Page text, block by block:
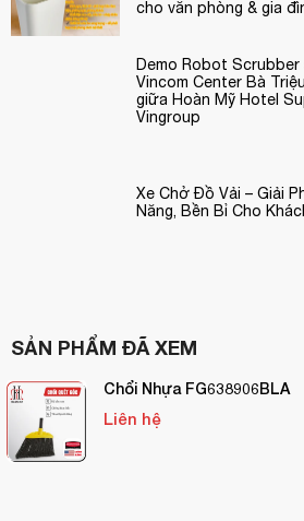
cho văn phòng & gia
Demo Robot
Vincom Center Bà
giữa Hoàn Mỹ Hotel
Vingroup
Xe Chở Đồ Vải – Giải
Năng, Bền Bỉ Cho
SẢN PHẨM ĐÃ XEM
Chổi Nhựa FG638906BLA
Liên hệ